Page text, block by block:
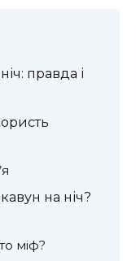
правда і
на ніч?
міф?